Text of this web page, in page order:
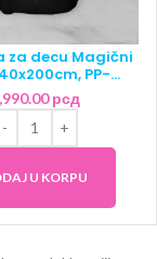
za decu Magični
PP-
рсд
U KORPU